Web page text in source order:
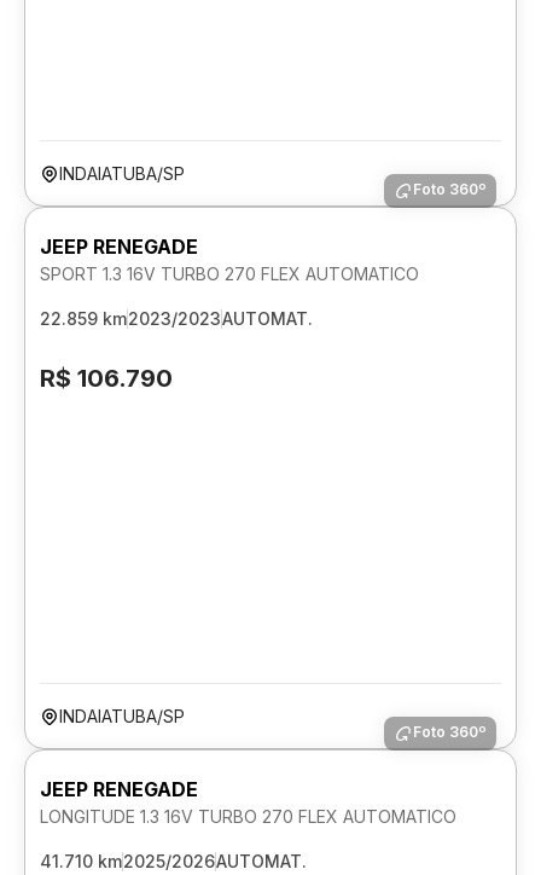
INDAIATUBA/SP
Foto 360º
JEEP RENEGADE
SPORT 1.3 16V TURBO 270 FLEX AUTOMATICO
22.859 km2023/2023AUTOMAT.
R$ 106.790
INDAIATUBA/SP
Foto 360º
JEEP RENEGADE
LONGITUDE 1.3 16V TURBO 270 FLEX AUTOMATICO
41.710 km2025/2026AUTOMAT.